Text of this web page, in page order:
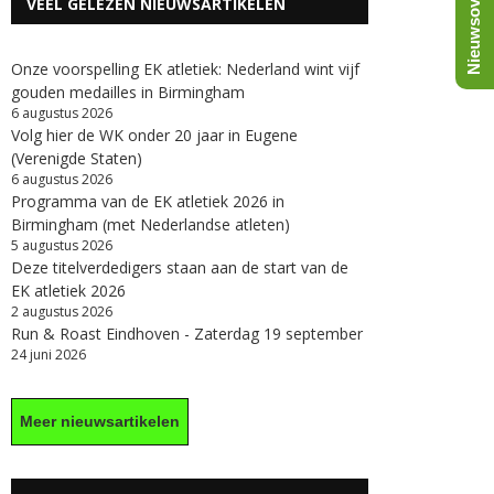
Onze voorspelling EK atletiek: Nederland wint vijf
gouden medailles in Birmingham
6 augustus 2026
Volg hier de WK onder 20 jaar in Eugene
(Verenigde Staten)
6 augustus 2026
Programma van de EK atletiek 2026 in
Birmingham (met Nederlandse atleten)
5 augustus 2026
Deze titelverdedigers staan aan de start van de
EK atletiek 2026
2 augustus 2026
Run & Roast Eindhoven - Zaterdag 19 september
24 juni 2026
Meer nieuwsartikelen